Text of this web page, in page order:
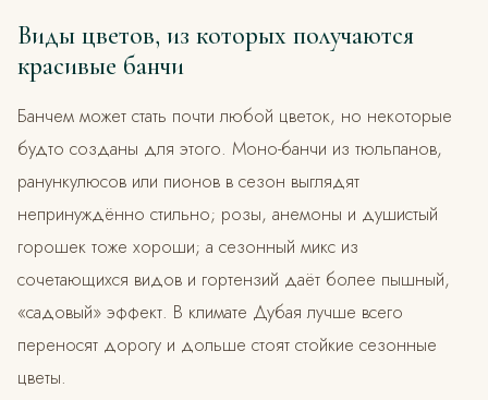
Виды цветов, из которых получаются
красивые банчи
Банчем может стать почти любой цветок, но некоторые
будто созданы для этого. Моно-банчи из тюльпанов,
ранункулюсов или пионов в сезон выглядят
непринуждённо стильно; розы, анемоны и душистый
горошек тоже хороши; а сезонный микс из
сочетающихся видов и гортензий даёт более пышный,
«садовый» эффект. В климате Дубая лучше всего
переносят дорогу и дольше стоят стойкие сезонные
цветы.